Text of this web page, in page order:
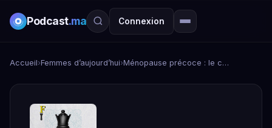
Podcast.ma Connexion
Accueil›Femmes d’aujourd’hui› Ménopause précoce : le combat de Narjiss